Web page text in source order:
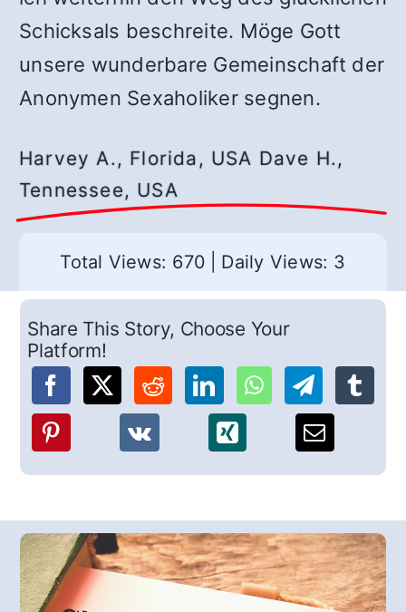
Schicksals beschreite. Möge Gott
unsere wunderbare Gemeinschaft der
Anonymen Sexaholiker segnen.
Harvey A., Florida, USA Dave H.,
Tennessee, USA
Total Views: 670 Daily Views: 3
Share This Story, Choose Your
Platform!